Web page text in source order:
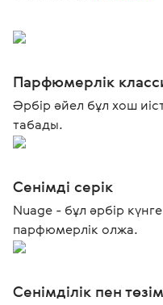
Парфюмерлік
Әрбір әйел бұл хош
табады.
Сенімді серік
Nuage - бұл әрбір
парфюмерлік олжа.
Сенімділік пен